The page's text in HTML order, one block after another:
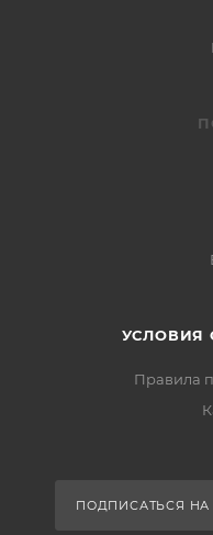
УСЛОВИЯ
Правила
ПОДПИСАТЬСЯ